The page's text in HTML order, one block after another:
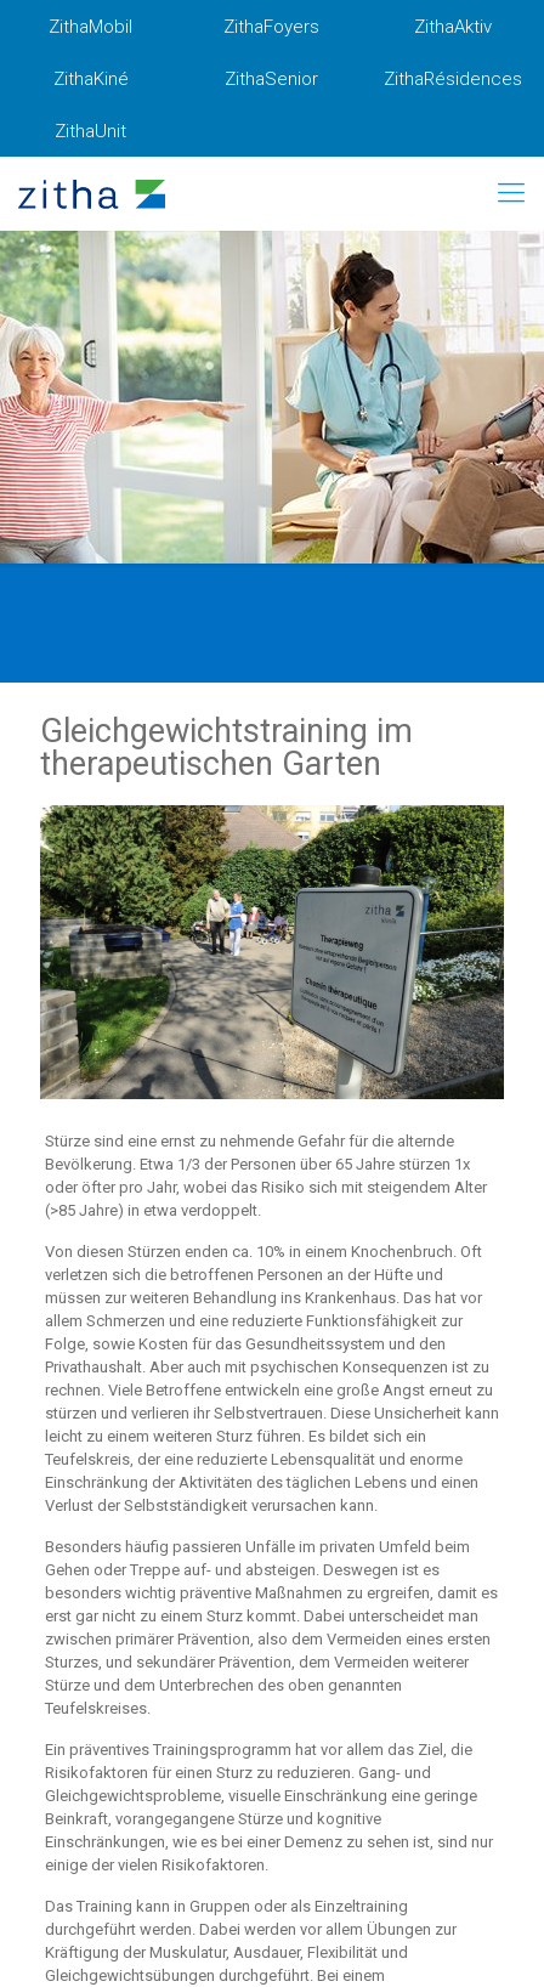
ZithaMobil ZithaFoyers ZithaAktiv
ZithaKiné ZithaSenior ZithaRésidences
ZithaUnit
Gleichgewichtstraining im
therapeutischen Garten
Stürze sind eine ernst zu nehmende Gefahr für die alternde
Bevölkerung. Etwa 1/3 der Personen über 65 Jahre stürzen 1x
oder öfter pro Jahr, wobei das Risiko sich mit steigendem Alter
(>85 Jahre) in etwa verdoppelt.
Von diesen Stürzen enden ca. 10% in einem Knochenbruch. Oft
verletzen sich die betroffenen Personen an der Hüfte und
müssen zur weiteren Behandlung ins Krankenhaus. Das hat vor
allem Schmerzen und eine reduzierte Funktionsfähigkeit zur
Folge, sowie Kosten für das Gesundheitssystem und den
Privathaushalt. Aber auch mit psychischen Konsequenzen ist zu
rechnen. Viele Betroffene entwickeln eine große Angst erneut zu
stürzen und verlieren ihr Selbstvertrauen. Diese Unsicherheit kann
leicht zu einem weiteren Sturz führen. Es bildet sich ein
Teufelskreis, der eine reduzierte Lebensqualität und enorme
Einschränkung der Aktivitäten des täglichen Lebens und einen
Verlust der Selbstständigkeit verursachen kann.
Besonders häufig passieren Unfälle im privaten Umfeld beim
Gehen oder Treppe auf- und absteigen. Deswegen ist es
besonders wichtig präventive Maßnahmen zu ergreifen, damit es
erst gar nicht zu einem Sturz kommt. Dabei unterscheidet man
zwischen primärer Prävention, also dem Vermeiden eines ersten
Sturzes, und sekundärer Prävention, dem Vermeiden weiterer
Stürze und dem Unterbrechen des oben genannten
Teufelskreises.
Ein präventives Trainingsprogramm hat vor allem das Ziel, die
Risikofaktoren für einen Sturz zu reduzieren. Gang- und
Gleichgewichtsprobleme, visuelle Einschränkung eine geringe
Beinkraft, vorangegangene Stürze und kognitive
Einschränkungen, wie es bei einer Demenz zu sehen ist, sind nur
einige der vielen Risikofaktoren.
Das Training kann in Gruppen oder als Einzeltraining
durchgeführt werden. Dabei werden vor allem Übungen zur
Kräftigung der Muskulatur, Ausdauer, Flexibilität und
Gleichgewichtsübungen durchgeführt. Bei einem